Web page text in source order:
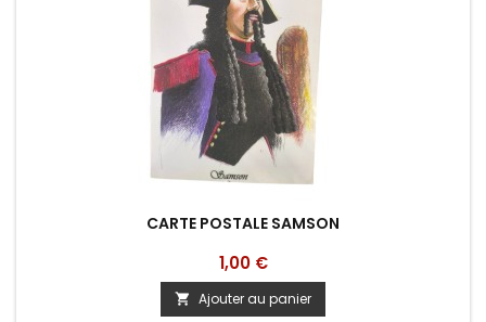
CARTE POSTALE SAMSON
Prix
1,00 €
 Ajouter au panier